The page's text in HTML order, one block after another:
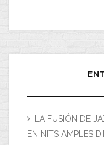
LA FUSIÓN DE
EN NITS AMPLES